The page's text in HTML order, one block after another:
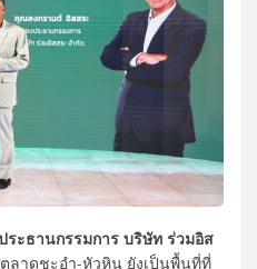
ระธานกรรมการ บริษัท ร่วมอิส
ลาดชะอำ-หัวหิน ยังเป็นพื้นที่ที่